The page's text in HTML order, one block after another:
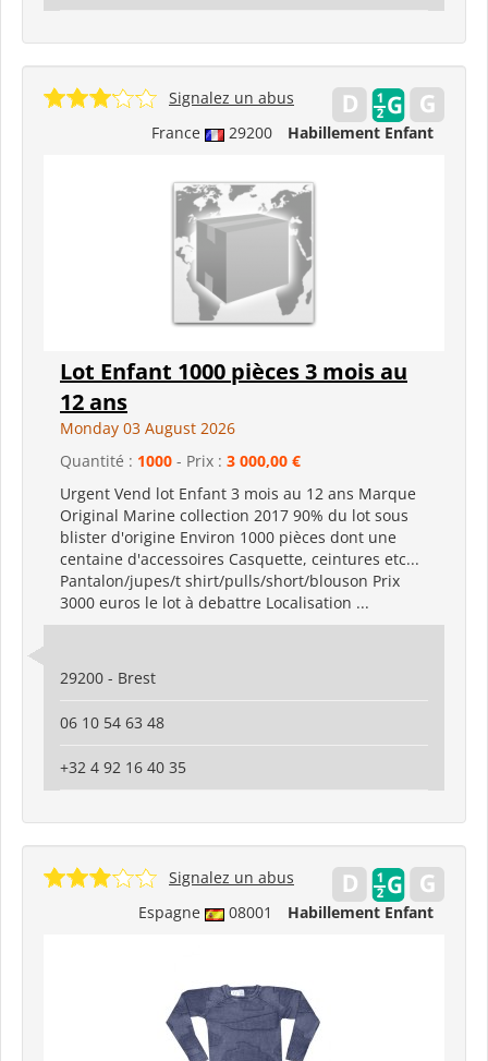
France 29200 Habillement Enfant
Signalez un abus
Lot Enfant 1000 pièces 3 mois au
12 ans
Monday 03 August 2026
Quantité : 1000 - Prix : 3 000,00 €
Urgent Vend lot Enfant 3 mois au 12 ans Marque
Original Marine collection 2017 90% du lot sous
blister d'origine Environ 1000 pièces dont une
centaine d'accessoires Casquette, ceintures etc...
Pantalon/jupes/t shirt/pulls/short/blouson Prix
3000 euros le lot à debattre Localisation ...
29200 - Brest
06 10 54 63 48
+32 4 92 16 40 35
Espagne 08001 Habillement Enfant
Signalez un abus